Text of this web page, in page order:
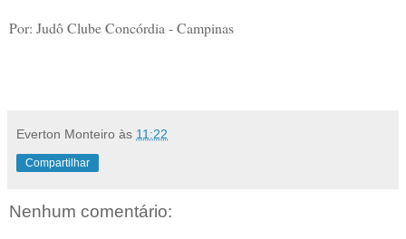
Por: Judô Clube Concórdia - Campinas
Everton Monteiro às 11:22
Compartilhar
Nenhum comentário: